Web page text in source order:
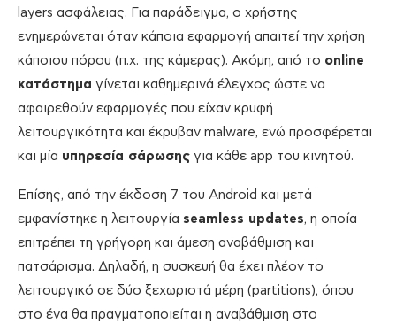
layers ασφάλειας. Για παράδειγμα, ο χρήστης
ενημερώνεται όταν κάποια εφαρμογή απαιτεί την χρήση
κάποιου πόρου (π.χ. της κάμερας). Ακόμη, από το online
κατάστημα γίνεται καθημερινά έλεγχος ώστε να
αφαιρεθούν εφαρμογές που είχαν κρυφή
λειτουργικότητα και έκρυβαν malware, ενώ προσφέρεται
και μία υπηρεσία σάρωσης για κάθε app του κινητού.
Επίσης, από την έκδοση 7 του Android και μετά
εμφανίστηκε η λειτουργία seamless updates, η οποία
επιτρέπει τη γρήγορη και άμεση αναβάθμιση και
πατσάρισμα. Δηλαδή, η συσκευή θα έχει πλέον το
λειτουργικό σε δύο ξεχωριστά μέρη (partitions), όπου
στο ένα θα πραγματοποιείται η αναβάθμιση στο